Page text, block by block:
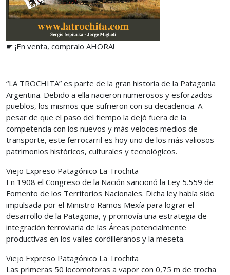
☛ ¡En venta, compralo AHORA!
“LA TROCHITA” es parte de la gran historia de la Patagonia
Argentina. Debido a ella nacieron numerosos y esforzados
pueblos, los mismos que sufrieron con su decadencia. A
pesar de que el paso del tiempo la dejó fuera de la
competencia con los nuevos y más veloces medios de
transporte, este ferrocarril es hoy uno de los más valiosos
patrimonios históricos, culturales y tecnológicos.
Viejo Expreso Patagónico La Trochita
En 1908 el Congreso de la Nación sancionó la Ley 5.559 de
Fomento de los Territorios Nacionales. Dicha ley había sido
impulsada por el Ministro Ramos Mexía para lograr el
desarrollo de la Patagonia, y promovía una estrategia de
integración ferroviaria de las Áreas potencialmente
productivas en los valles cordilleranos y la meseta.
Viejo Expreso Patagónico La Trochita
Las primeras 50 locomotoras a vapor con 0,75 m de trocha